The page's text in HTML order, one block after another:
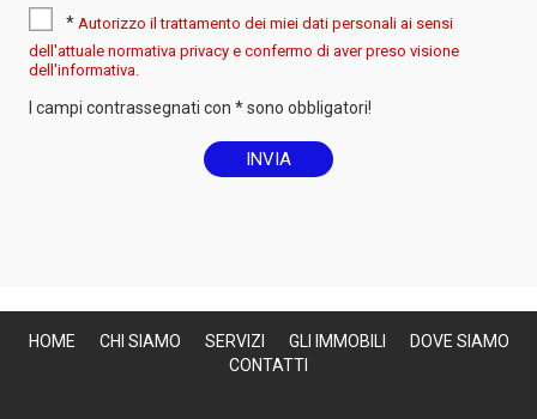
* Autorizzo il trattamento dei miei dati personali ai sensi
dell'attuale normativa privacy e confermo di aver preso visione
dell'informativa.
I campi contrassegnati con * sono obbligatori!
HOME CHI SIAMO SERVIZI GLI IMMOBILI
DOVE SIAMO
CONTATTI